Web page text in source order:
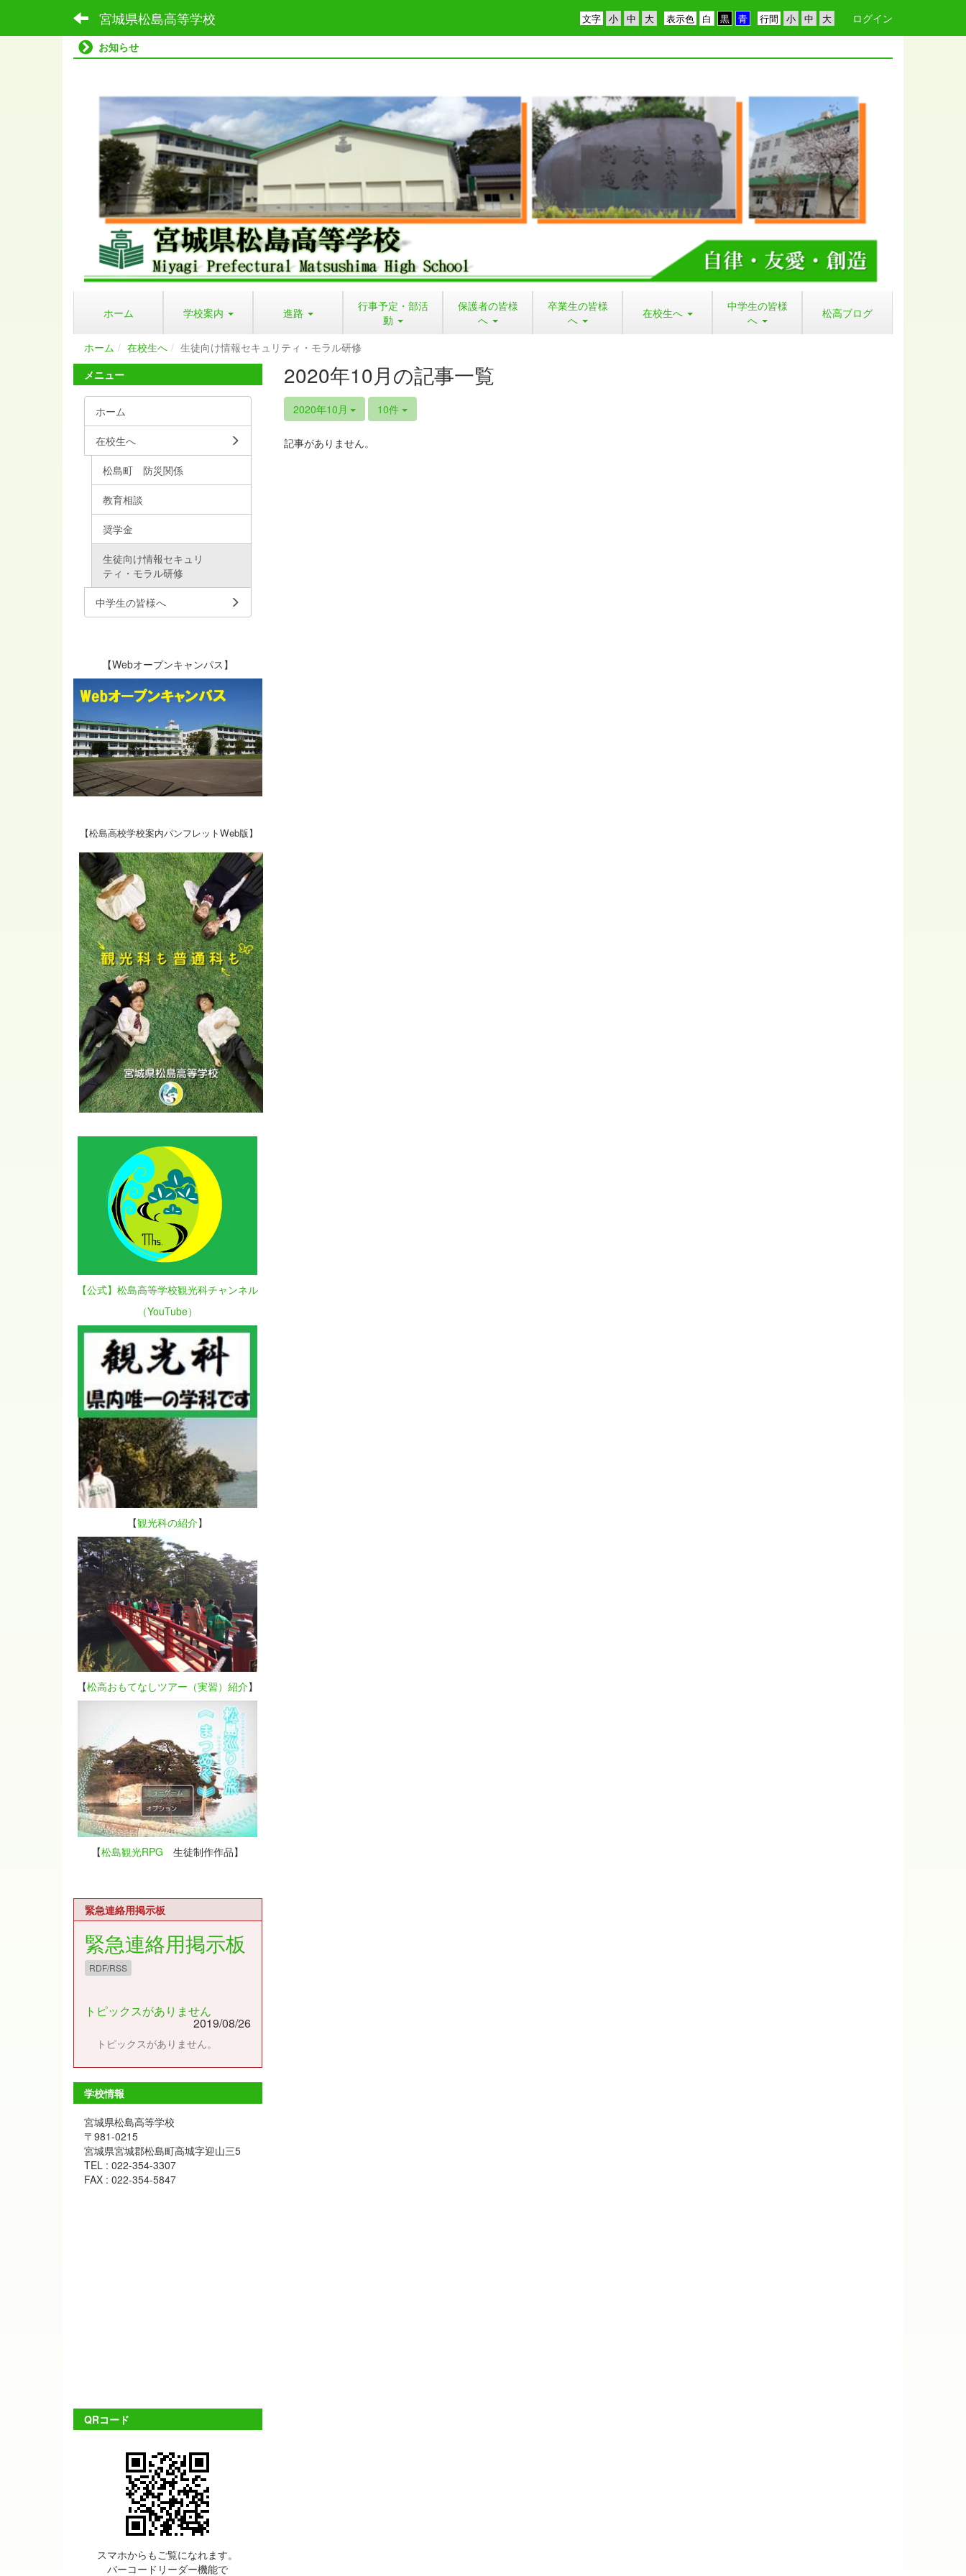
宮城県松島高等学校 行間
表示色
文字
ログイン
お知らせ
ホーム 学校案内 進路
行事予定・部活
動
保護者の皆様
へ
卒業生の皆様
へ
在校生へ
中学生の皆様
へ
松高ブログ
ホーム 在校生へ 生徒向け情報セキュリティ・モラル研修
2020年10月の記事一覧
2020年10月 10件
記事がありません。
メニュー
ホーム
在校生へ
松島町 防災関係
教育相談
奨学金
生徒向け情報セキュリ
ティ・モラル研修
中学生の皆様へ
【Webオープンキャンパス】
【松島高校学校案内パンフレットWeb版】
【公式】松島高等学校観光科チャンネル
（YouTube）
【観光科の紹介】
【松高おもてなしツアー（実習）紹介】
【松島観光RPG 生徒制作作品】
緊急連絡用掲示板
緊急連絡用掲示板
RDF/RSS
トピックスがありません
2019/08/26
トピックスがありません。
学校情報
宮城県松島高等学校
〒981-0215
宮城県宮城郡松島町高城字迎山三5
TEL : 022-354-3307
FAX : 022-354-5847
QRコード
スマホからもご覧になれます。
バーコードリーダー機能で